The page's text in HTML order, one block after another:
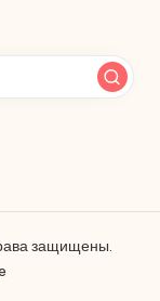
защищены.